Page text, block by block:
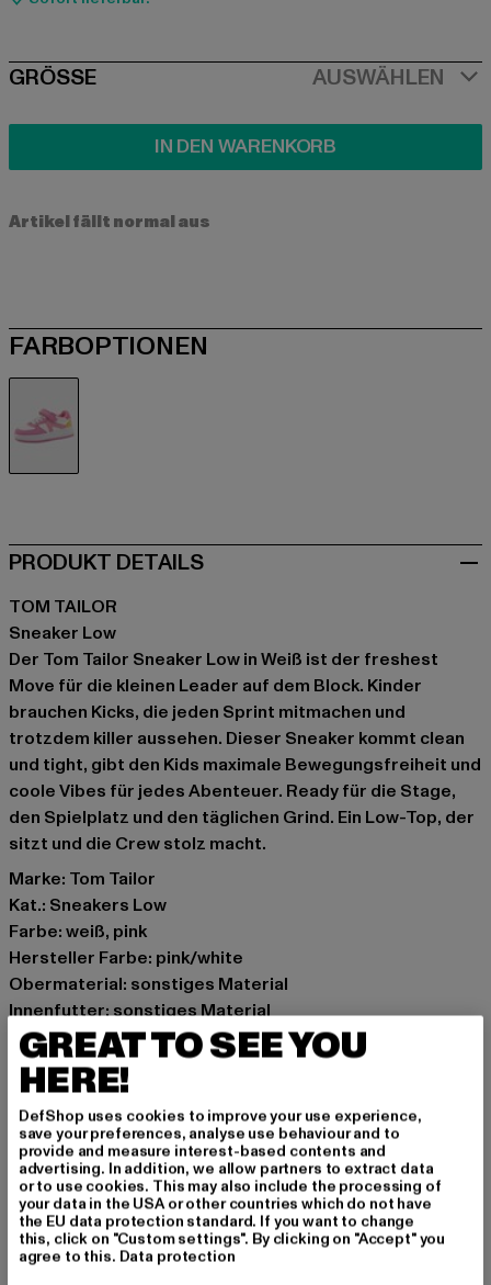
SIZE
GRÖSSE AUSWÄHLEN
IN DEN WARENKORB
Artikel fällt normal aus
FARBOPTIONEN
PRODUKT DETAILS
TOM TAILOR
Sneaker Low
Der Tom Tailor Sneaker Low in Weiß ist der freshest
Move für die kleinen Leader auf dem Block. Kinder
brauchen Kicks, die jeden Sprint mitmachen und
trotzdem killer aussehen. Dieser Sneaker kommt clean
und tight, gibt den Kids maximale Bewegungsfreiheit und
coole Vibes für jedes Abenteuer. Ready für die Stage,
den Spielplatz und den täglichen Grind. Ein Low-Top, der
sitzt und die Crew stolz macht.
Marke: Tom Tailor
Kat.: Sneakers Low
Farbe: weiß, pink
Hersteller Farbe: pink/white
Obermaterial: sonstiges Material
Innenfutter: sonstiges Material
Art.Nr: 2670120001-04041
Hersteller: Supremo Shoes & Boots GmbH |
info@supremo-shoes.de
Blocksbergstraße 174 | 66955 Pirmasens | DE
GRÖSSE & PASSFORM
PFLEGEHINWEISE
GREAT TO SEE YOU
HERE!
DefShop uses cookies to improve your use experience,
save your preferences, analyse use behaviour and to
provide and measure interest-based contents and
advertising. In addition, we allow partners to extract data
or to use cookies. This may also include the processing of
your data in the USA or other countries which do not have
the EU data protection standard. If you want to change
this, click on "Custom settings". By clicking on "Accept" you
agree to this. Data protection